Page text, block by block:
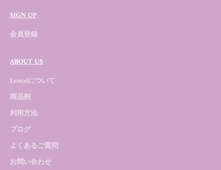
SIGN UP
会員登録
ABOUT US
Leotalについて
商品例
利用方法
ブログ
よくあるご質問
お問い合わせ